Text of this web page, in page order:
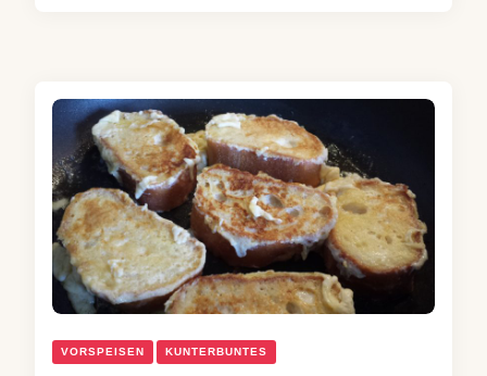
VORSPEISEN KUNTERBUNTES